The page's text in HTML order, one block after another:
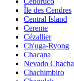
Île des Cendres
Central Island
Cereme
Cézallier
Ch'uga-Ryong
Chacana
Nevado
Chachimbiro